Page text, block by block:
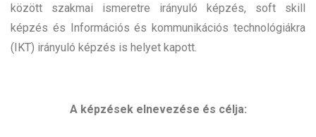
között szakmai ismeretre irányuló képzés, soft skill
képzés és Információs és kommunikációs technológiákra
(IKT) irányuló képzés is helyet kapott.
A képzések elnevezése és célja: